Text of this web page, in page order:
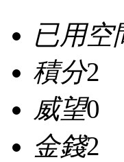
已用空
積分2
威望0
金錢2